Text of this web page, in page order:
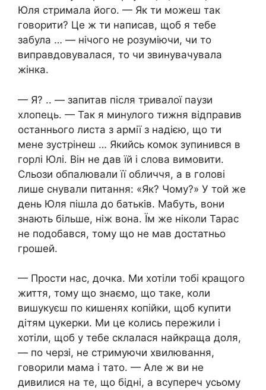
Юля стримала його. — Як ти можеш так
говорити? Це ж ти написав, щоб я тебе
забула … — нічого не розуміючи, чи то
виправдовувалася, то чи звинувачувала
жінка.
— Я? .. — запитав після тривалої паузи
хлопець. — Так я минулого тижня відправив
останнього листа з армії з надією, що ти
мене зустрінеш … Якийсь комок зупинився в
горлі Юлі. Він не дав їй і слова вимовити.
Сльози обпалювали її обличчя, а в голові
лише снували питання: «Як? Чому?» У той же
день Юля пішла до батьків. Мабуть, вони
знають більше, ніж вона. Їм же ніколи Тарас
не подобався, тому що не мав достатньо
грошей.
— Прости нас, дочка. Ми хотіли тобі кращого
життя, тому що знаємо, що таке, коли
вишукуєш по кишенях копійки, щоб купити
дітям цукерки. Ми це колись пережили і
хотіли, щоб у тебе склалася найкраща доля,
— по черзі, не стримуючи хвилювання,
говорили мама і тато. — Але ж ви не
дивилися на те, що бідні, а всупереч усьому